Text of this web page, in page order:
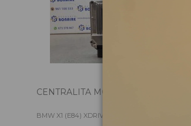
CENTRALITA MOTOR UCE 850643801
BMW X1 (E84) XDRIVE 20D